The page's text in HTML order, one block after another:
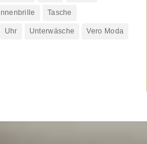
Tasche
Uhr Unterwäsche Vero Moda